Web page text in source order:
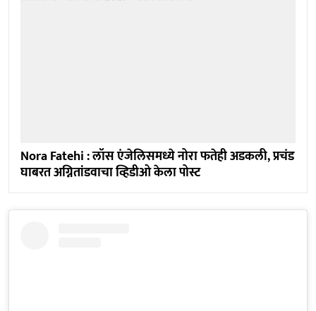
Nora Fatehi : लॉस एंजेलिसमध्ये नोरा फतेही अडकली, प्रचंड
घाबरत अग्नितांडवाचा व्हिडीओ केला पोस्ट